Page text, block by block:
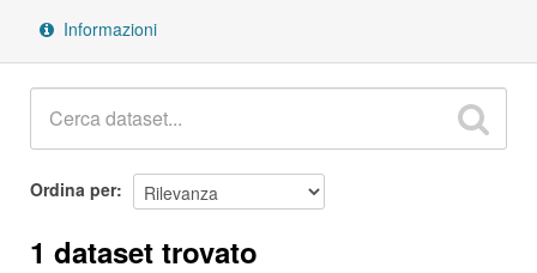
Informazioni
Ordina per
1 dataset trovato